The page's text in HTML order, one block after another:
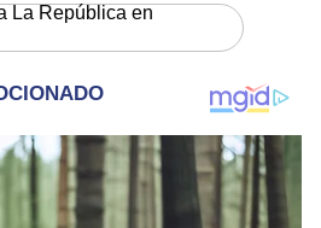
La República en